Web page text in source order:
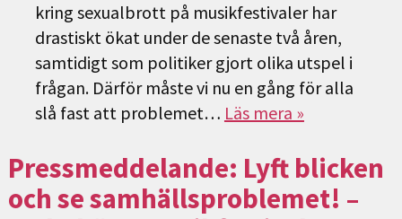
kring sexualbrott på musikfestivaler har
drastiskt ökat under de senaste två åren,
samtidigt som politiker gjort olika utspel i
frågan. Därför måste vi nu en gång för alla
slå fast att problemet… Läs mera »
Pressmeddelande: Lyft blicken
och se samhällsproblemet! –